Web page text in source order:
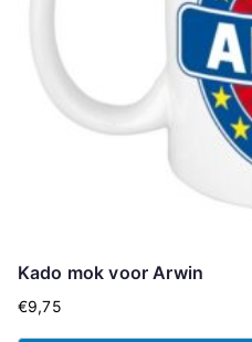
Kado mok voor Arwin
€9,75